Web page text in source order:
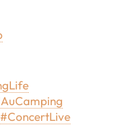
#ConcertLive